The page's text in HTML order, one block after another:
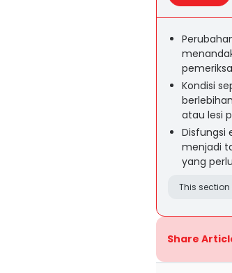
Kondisi
atau lesi
Disfungsi
menjadi
yang
This
Share